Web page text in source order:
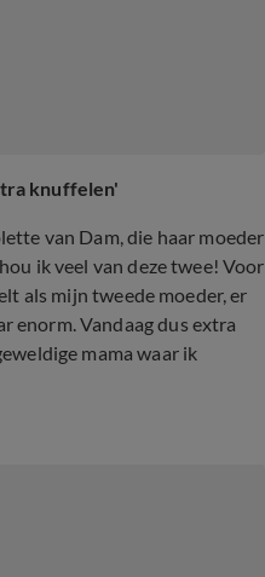
knuffelen'
van Dam, die haar moeder
ik veel van deze twee! Voor
als mijn tweede moeder, er
enorm. Vandaag dus extra
mama waar ik